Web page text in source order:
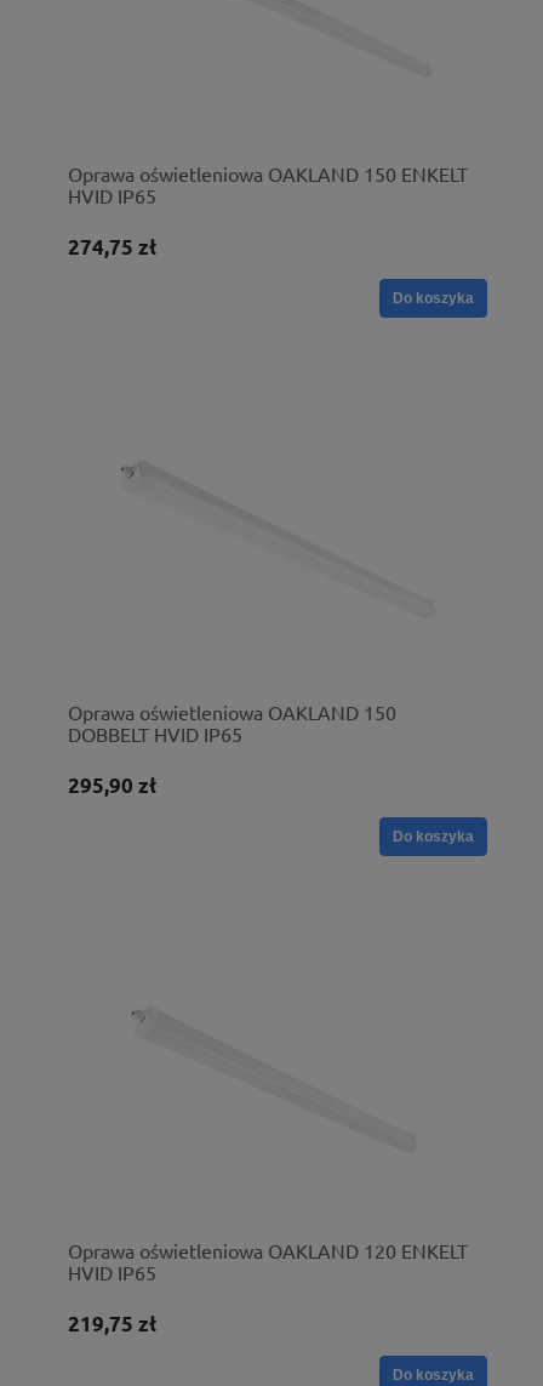
Oprawa oświetleniowa OAKLAND 150 ENKELT
HVID IP65
274,75 zł
Do koszyka
Oprawa oświetleniowa OAKLAND 150
DOBBELT HVID IP65
295,90 zł
Do koszyka
Oprawa oświetleniowa OAKLAND 120 ENKELT
HVID IP65
219,75 zł
Do koszyka